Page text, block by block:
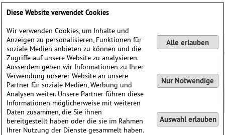
Roger Faedi
Diese Website verwendet Cookies
Wir verwenden Cookies, um Inhalte und
Anzeigen zu personalisieren, Funktionen für
soziale Medien anbieten zu können und die
Zugriffe auf unsere Website zu analysieren.
Ausserdem geben wir Informationen zu Ihrer
Verwendung unserer Website an unsere
Partner für soziale Medien, Werbung und
Analysen weiter. Unsere Partner führen diese
Informationen möglicherweise mit weiteren
Daten zusammen, die Sie ihnen
bereitgestellt haben oder die sie im Rahmen
Ihrer Nutzung der Dienste gesammelt haben.
Alle erlauben
Nur Notwendige
Auswahl erlauben